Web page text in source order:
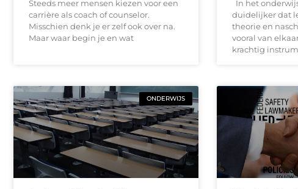
Steeds meer mensen kiezen voor een
carrière als coach of counselor.
Misschien denk je er zelf ook over na.
Maar waar begin je en wat
In het
duidelijker dat
theorie en
vooral van
krachtig
ONDERWIJS